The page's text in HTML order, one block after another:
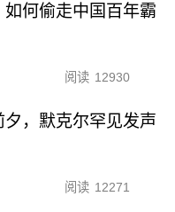
如何偷走中国百年霸
阅读 12930
夕，默克尔罕见发声
阅读 12271